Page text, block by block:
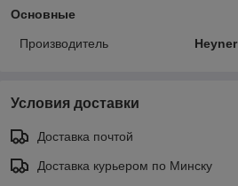
Основные
Производитель Heyner
Условия доставки
Доставка почтой
Доставка курьером по Минску